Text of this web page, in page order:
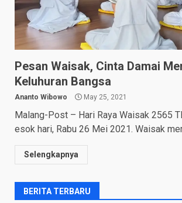
Pesan Waisak, Cinta Damai
Keluhuran Bangsa
Ananto Wibowo May 25, 2021
Malang-Post – Hari Raya Waisak 2565
esok hari, Rabu 26 Mei 2021. Waisak
Selengkapnya
BERITA TERBARU